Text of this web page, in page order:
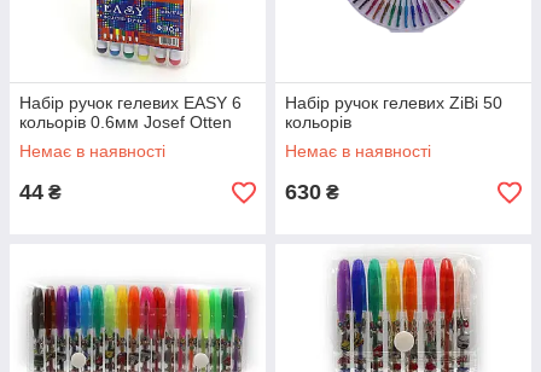
Набір ручок гелевих EASY 6
кольорів 0.6мм Josef Otten
Немає в наявності
44 ₴
Набір ручок гелевих ZiBi 50
кольорів
Немає в наявності
630 ₴